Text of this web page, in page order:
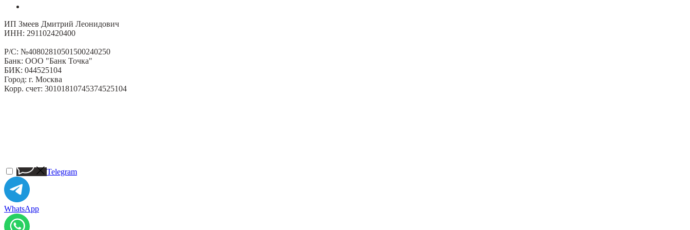
ИП Змеев Дмитрий Леонидович
ИНН: 291102420400
Р/С: №40802810501500240250
Банк: ООО "Банк Точка"
БИК: 044525104
Город: г. Москва
Корр. счет: 30101810745374525104
Telegram
WhatsApp